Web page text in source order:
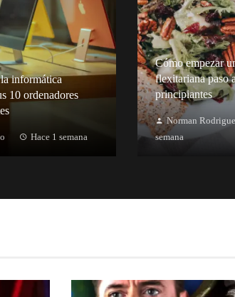
informática
10 ordenadores
Hace 1 semana
Cómo empezar
flexitariana paso
principiantes
Norman
semana